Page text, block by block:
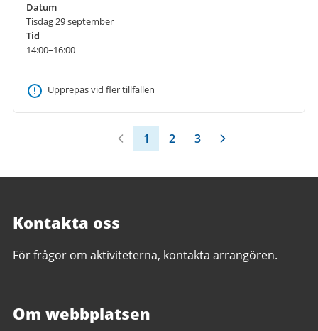
Datum
Tisdag 29 september
Tid
14:00–16:00
Upprepas vid fler tillfällen
1 2 3
Kontakta oss
För frågor om aktiviteterna, kontakta arrangören.
Om webbplatsen